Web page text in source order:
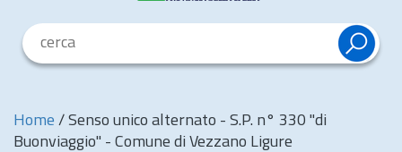
Home / Senso unico alternato - S.P. n° 330 "di
Buonviaggio" - Comune di Vezzano Ligure